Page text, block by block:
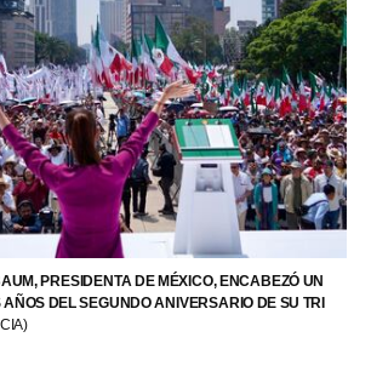
PRESIDENTA DE MÉXICO, ENCABEZÓ UN
AÑOS DEL SEGUNDO ANIVERSARIO DE SU TRI